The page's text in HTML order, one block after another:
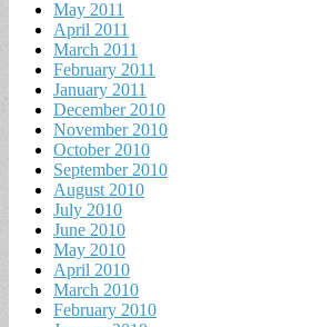
May 2011
April 2011
March 2011
February 2011
January 2011
December 2010
November 2010
October 2010
September 2010
August 2010
July 2010
June 2010
May 2010
April 2010
March 2010
February 2010